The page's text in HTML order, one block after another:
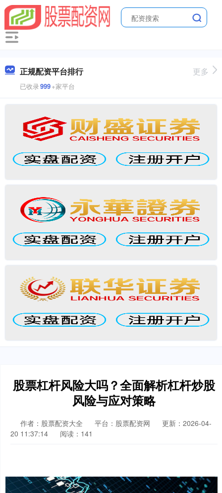
正规配资平台排行
已收录999+家平台
更多
股票杠杆风险大吗？全面解析杠杆炒股
风险与应对策略
作者：股票配资大全 平台：股票配资网
更新：2026-04-
20 11:37:14
阅读：141